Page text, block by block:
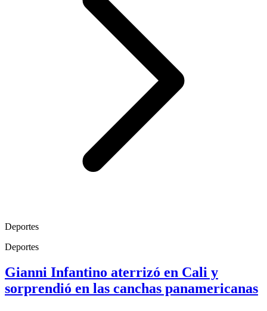
Deportes
Deportes
Gianni Infantino aterrizó en Cali y
sorprendió en las canchas panamericanas